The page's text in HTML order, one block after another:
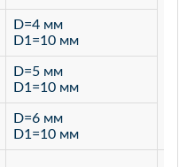
D=4 мм
D1=10 мм
D=5 мм
D1=10 мм
D=6 мм
D1=10 мм